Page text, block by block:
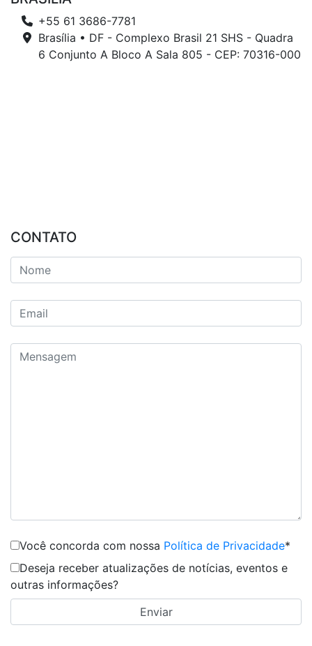
+55 61 3686-7781
Brasília • DF - Complexo Brasil 21 SHS - Quadra
6 Conjunto A Bloco A Sala 805 - CEP: 70316-000
CONTATO
Você concorda com nossa Política de Privacidade*
Deseja receber atualizações de notícias, eventos e
outras informações?